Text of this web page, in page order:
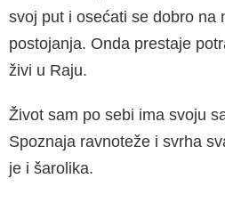
svoj put i osećati se dobro na
postojanja. Onda prestaje
živi u Raju.
Život sam po sebi ima svoju
Spoznaja ravnoteže i svrha
je i šarolika.